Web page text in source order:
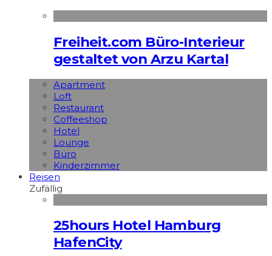
Freiheit.com Büro-Interieur
gestaltet von Arzu Kartal
Apart­ment
Loft
Restaurant
Coffeeshop
Hotel
Lounge
Büro
Kinderzimmer
Reisen
Zufällig
25hours Hotel Hamburg
HafenCity